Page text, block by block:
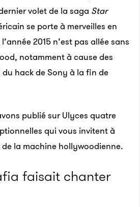
volet de la saga Star
se porte à merveilles en
2015 n’est pas allée sans
notamment à cause des
hack de Sony à la fin de
publié sur Ulyces quatre
qui vous invitent à
la machine hollywoodienne.
faisait chanter